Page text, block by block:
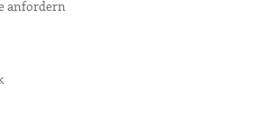
anfordern